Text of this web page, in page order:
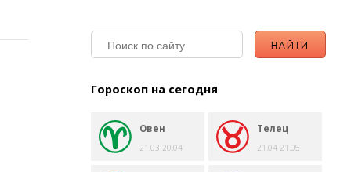
Гороскоп на сегодня
Овен
21.03-20.04
Телец
21.04-21.05